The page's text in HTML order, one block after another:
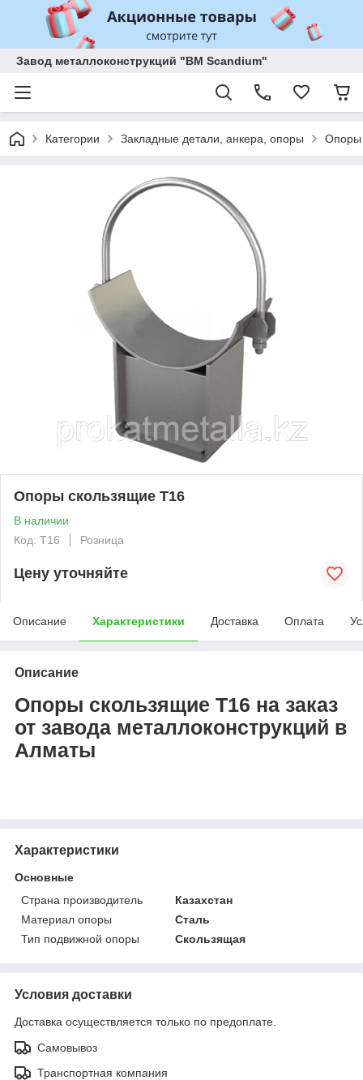
Завод металлоконструкций "BM Scandium"
Категории Закладные детали, анкера, опоры Опоры
Опоры скользящие Т16
В наличии
Код: T16
Розница
Цену уточняйте
Описание Характеристики Доставка Оплата
Описание
Опоры скользящие Т16 на заказ
от завода металлоконструкций в
Алматы
Характеристики
Основные
Страна производитель
Казахстан
Материал опоры
Сталь
Тип подвижной опоры
Скользящая
Условия доставки
Доставка осуществляется только по предоплате.
Самовывоз
Транспортная компания